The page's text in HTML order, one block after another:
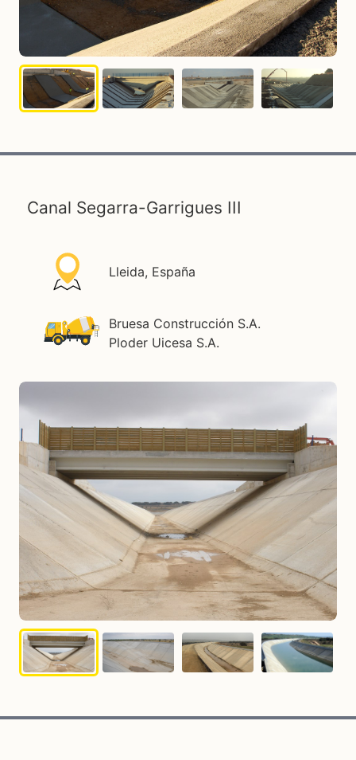
Canal Segarra-Garrigues III
Lleida, España
Bruesa Construcción S.A.
Ploder Uicesa S.A.